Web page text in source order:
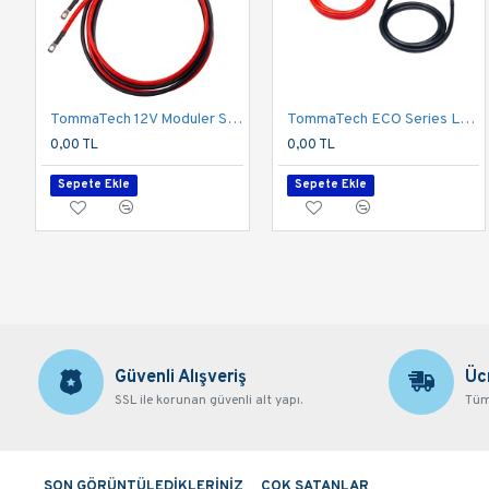
TommaTech 12V Moduler Series 1.5m Güç Kablosu Seti
0,00 TL
Sepete Ekle
TommaTech ECO Series LFP Batarya Inverter Arası Güç Kablo Seti
0,00 TL
Sepete Ekle
Güvenli Alışveriş
SSL ile korunan güvenli alt yapı.